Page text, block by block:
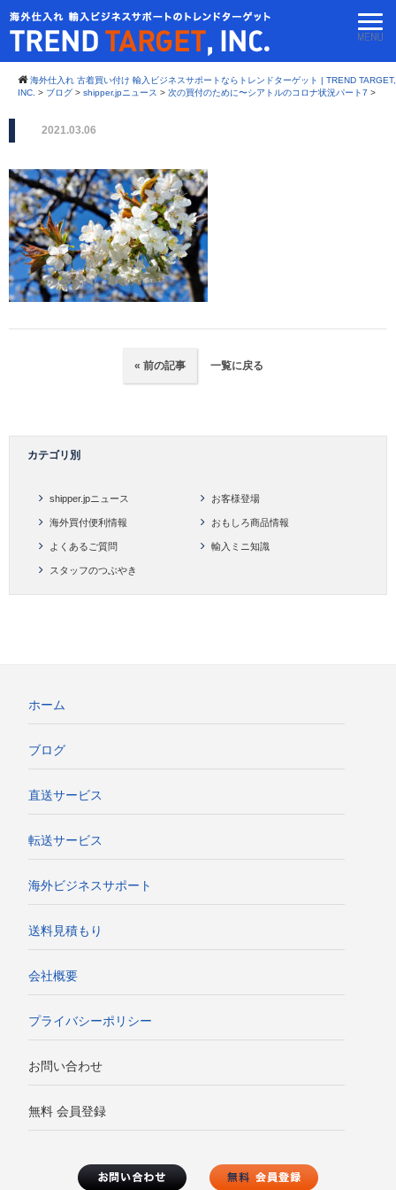
海外仕入れ 古着買い付け 輸入ビジネスサポートならトレンドターゲット | TREND TARGET,
INC. > ブログ > shipper.jpニュース > 次の買付のために〜シアトルのコロナ状況パート7 >
2021.03.06
« 前の記事 一覧に戻る
カテゴリ別
shipper.jpニュース お客様登場
海外買付便利情報 おもしろ商品情報
よくあるご質問 輸入ミニ知識
スタッフのつぶやき
ホーム
ブログ
直送サービス
転送サービス
海外ビジネスサポート
送料見積もり
会社概要
プライバシーポリシー
お問い合わせ
無料 会員登録